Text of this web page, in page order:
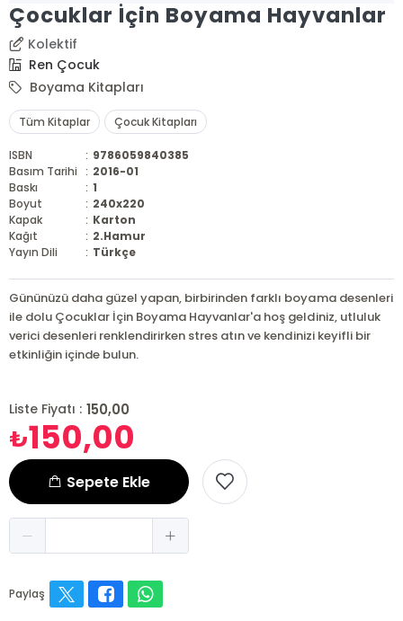
Çocuklar İçin Boyama Hayvanlar
Kolektif
Ren Çocuk
Boyama Kitapları
Tüm Kitaplar Çocuk Kitapları
ISBN : 9786059840385
Basım Tarihi : 2016-01
Baskı
: 1
Boyut
: 240x220
Kapak
: Karton
Kağıt
: 2.Hamur
Yayın Dili
: Türkçe
Gününüzü daha güzel yapan, birbirinden farklı boyama desenleri
ile dolu Çocuklar İçin Boyama Hayvanlar'a hoş geldiniz, utluluk
verici desenleri renklendirirken stres atın ve kendinizi keyifli bir
etkinliğin içinde bulun.
Liste Fiyatı : 150,00
₺150,00
Sepete Ekle
Paylaş